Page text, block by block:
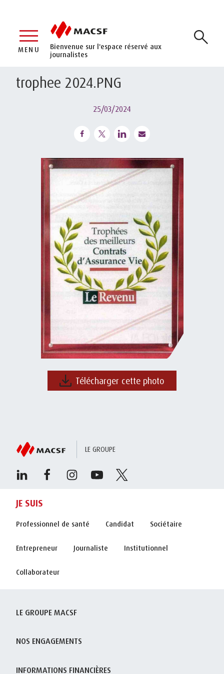
Bienvenue sur l'espace réservé aux
journalistes
MENU
trophee 2024.PNG
25/03/2024
Télécharger cette photo
LE GROUPE
JE SUIS
Professionnel de santé Candidat Sociétaire
Entrepreneur Journaliste Institutionnel
Collaborateur
LE GROUPE MACSF
NOS ENGAGEMENTS
INFORMATIONS FINANCIÈRES